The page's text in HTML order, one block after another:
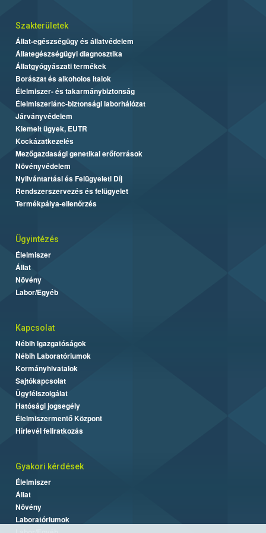
Szakterületek
Állat-egészségügy és állatvédelem
Állategészségügyi diagnosztika
Állatgyógyászati termékek
Borászat és alkoholos italok
Élelmiszer- és takarmánybiztonság
Élelmiszerlánc-biztonsági laborhálózat
Járványvédelem
Kiemelt ügyek, EUTR
Kockázatkezelés
Mezőgazdasági genetikai erőforrások
Növényvédelem
Nyilvántartási és Felügyeleti Díj
Rendszerszervezés és felügyelet
Termékpálya-ellenőrzés
Ügyintézés
Élelmiszer
Állat
Növény
Labor/Egyéb
Kapcsolat
Nébih Igazgatóságok
Nébih Laboratóriumok
Kormányhivatalok
Sajtókapcsolat
Ügyfélszolgálat
Hatósági jogsegély
Élelmiszermentő Központ
Hírlevél feliratkozás
Gyakori kérdések
Élelmiszer
Állat
Növény
Laboratóriumok